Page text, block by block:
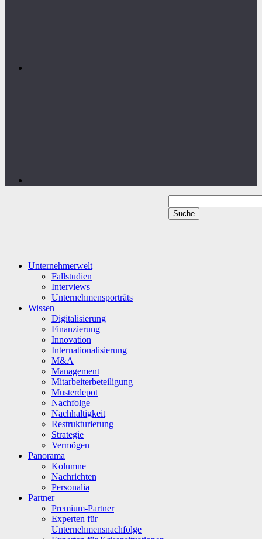
Unternehmerwelt
Fallstudien
Interviews
Unternehmensporträts
Wissen
Digitalisierung
Finanzierung
Innovation
Internationalisierung
M&A
Management
Mitarbeiterbeteiligung
Musterdepot
Nachfolge
Nachhaltigkeit
Restrukturierung
Strategie
Vermögen
Panorama
Kolumne
Nachrichten
Personalia
Partner
Premium-Partner
Experten für
Unternehmensnachfolge